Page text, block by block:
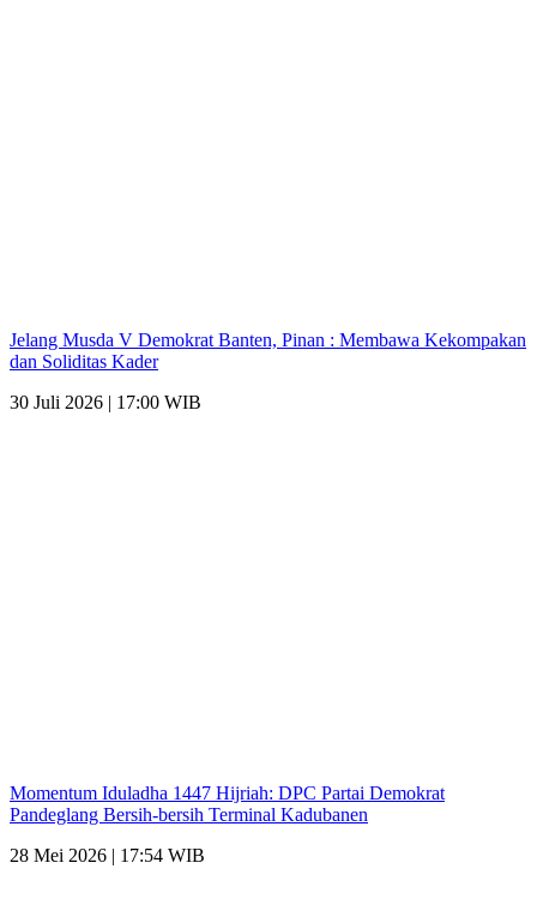
Jelang Musda V Demokrat Banten, Pinan : Membawa Kekompakan
dan Soliditas Kader
30 Juli 2026 | 17:00 WIB
Momentum Iduladha 1447 Hijriah: DPC Partai Demokrat
Pandeglang Bersih-bersih Terminal Kadubanen
28 Mei 2026 | 17:54 WIB